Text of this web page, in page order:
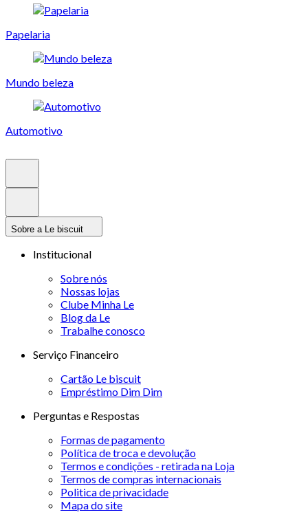
Papelaria
Mundo beleza
Automotivo
Sobre a Le biscuit
Institucional
Sobre nós
Nossas lojas
Clube Minha Le
Blog da Le
Trabalhe conosco
Serviço Financeiro
Cartão Le biscuit
Empréstimo Dim Dim
Perguntas e Respostas
Formas de pagamento
Política de troca e devolução
Termos e condições - retirada na Loja
Termos de compras internacionais
Politica de privacidade
Mapa do site